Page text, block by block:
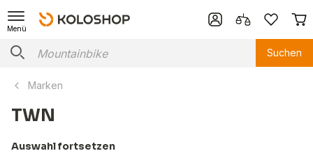
Menü
Suchen
Marken
TWN
Auswahl fortsetzen